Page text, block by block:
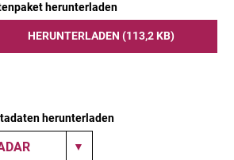
herunterladen
HERUNTERLADEN (113,2 KB)
herunterladen